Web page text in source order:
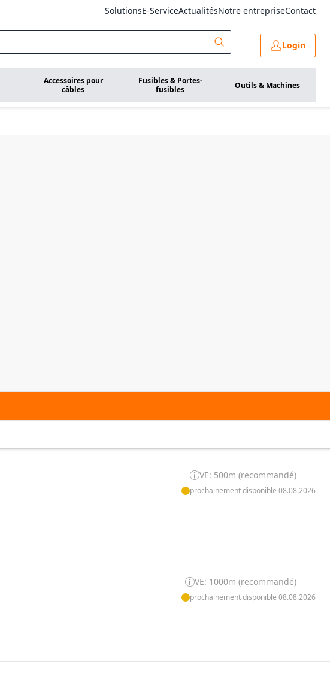
SolutionsE-ServiceActualitésNotre entrepriseContact
Login
Accessoires pour
câbles
Fusibles & Portes-
fusibles
Outils & Machines
VE: 500m (recommandé)
prochainement disponible 08.08.2026
VE: 1000m (recommandé)
prochainement disponible 08.08.2026